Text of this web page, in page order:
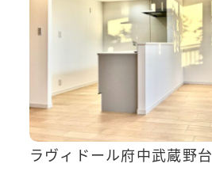
ラヴィドール府中武蔵野台